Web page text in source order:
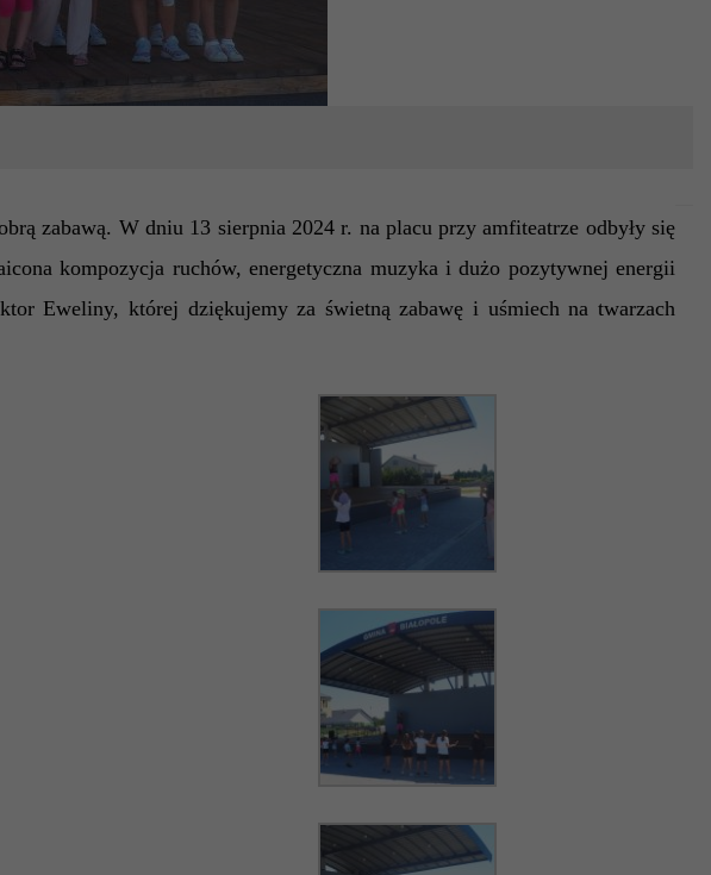
zabawą. W dniu 13 sierpnia 2024 r. na placu przy amfiteatrze odbyły się
kompozycja ruchów, energetyczna muzyka i dużo pozytywnej energii
Eweliny, której dziękujemy za świetną zabawę i uśmiechna twarzach